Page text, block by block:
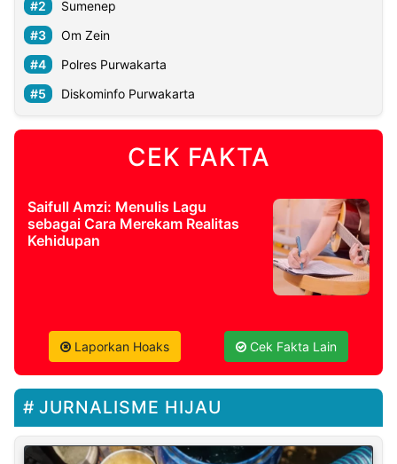
Sumenep
Om Zein
Polres Purwakarta
Diskominfo Purwakarta
CEK FAKTA
Saifull Amzi: Menulis Lagu
sebagai Cara Merekam Realitas
Kehidupan
Laporkan Hoaks Cek Fakta Lain
JURNALISME HIJAU